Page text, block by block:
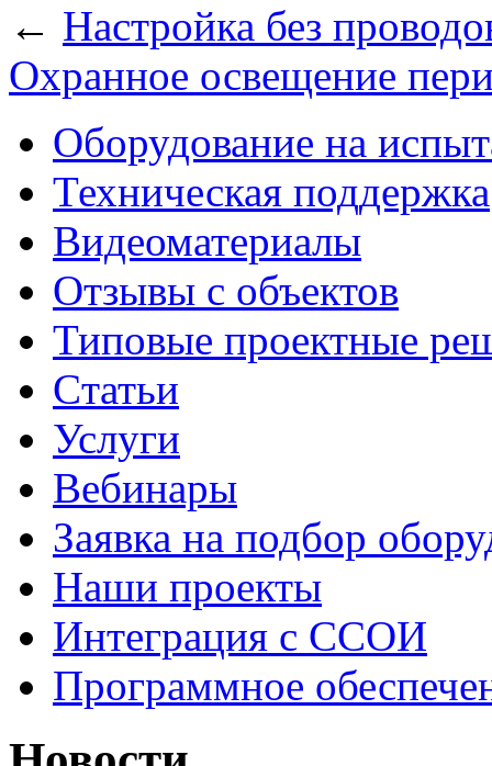
← Настройка без
Охранное освещение
Оборудование на
Техническая поддержка
Видеоматериалы
Отзывы с объектов
Типовые проектные
Cтатьи
Услуги
Вебинары
Заявка на подбор
Наши проекты
Интеграция с ССОИ
Программное